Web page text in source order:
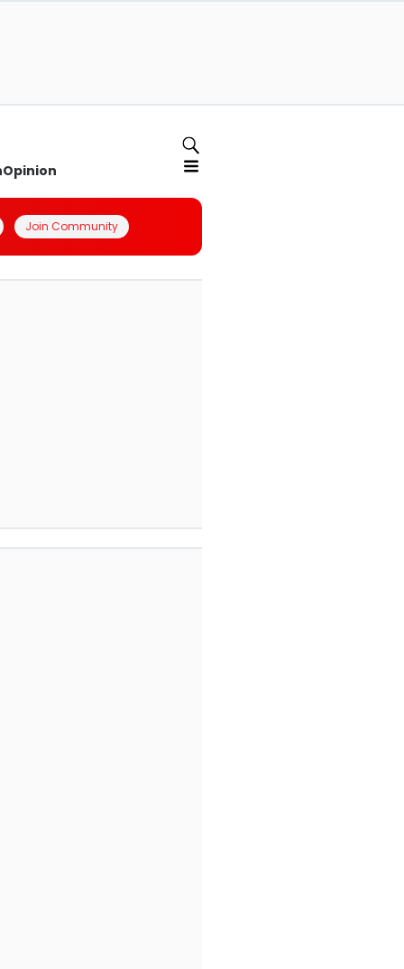
Opinion
Join Community